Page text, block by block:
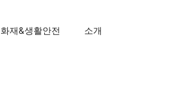
화재&생활안전 소개